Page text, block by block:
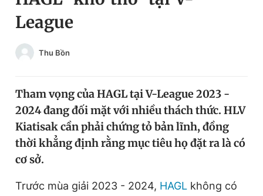
Chuyên mục
Chuyên mục khác
Tin thị trường Tin 360
Video Magazine
Sản phẩm khác
Đổi mật khẩu
Tin đã lưu
Tin đã xem
Đăng xuất
League
Thu Bồn
Tham vọng của HAGL tại V-League 2023 -
2024 đang đối mặt với nhiều thách thức. HLV
Kiatisak cần phải chứng tỏ bản lĩnh, đồng
thời khẳng định rằng mục tiêu họ đặt ra là có
cơ sở.
Trước mùa giải 2023 - 2024, HAGL không có